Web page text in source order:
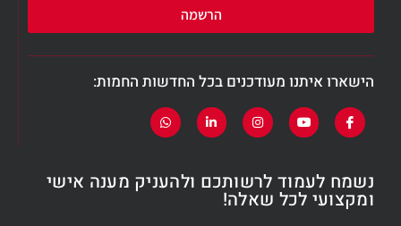
הרשמה
הישארו איתנו מעודכנים בכל החדשות החמות:
נשמח לעמוד לרשותכם ולהעניק מענה אישי
ומקצועי לכל שאלה!